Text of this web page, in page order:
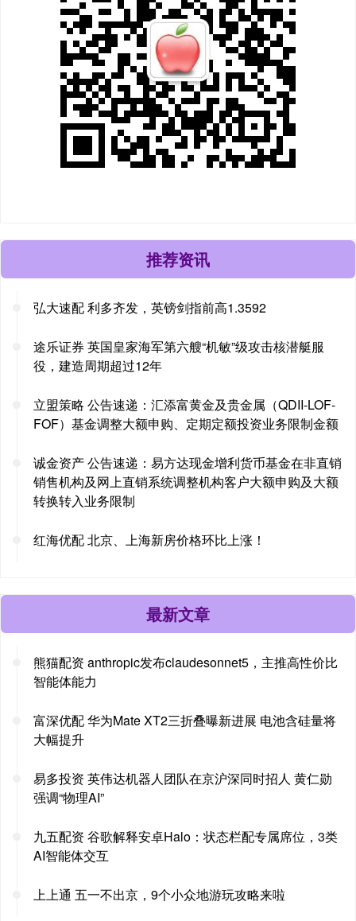
推荐资讯
弘大速配 利多齐发，英镑剑指前高1.3592
途乐证券 英国皇家海军第六艘“机敏”级攻击核潜艇服
役，建造周期超过12年
立盟策略 公告速递：汇添富黄金及贵金属（QDII-LOF-
FOF）基金调整大额申购、定期定额投资业务限制金额
诚金资产 公告速递：易方达现金增利货币基金在非直销
销售机构及网上直销系统调整机构客户大额申购及大额
转换转入业务限制
红海优配 北京、上海新房价格环比上涨！
最新文章
熊猫配资 anthropic发布claudesonnet5，主推高性价比
智能体能力
富深优配 华为Mate XT2三折叠曝新进展 电池含硅量将
大幅提升
易多投资 英伟达机器人团队在京沪深同时招人 黄仁勋
强调“物理AI”
九五配资 谷歌解释安卓Halo：状态栏配专属席位，3类
AI智能体交互
上上通 五一不出京，9个小众地游玩攻略来啦